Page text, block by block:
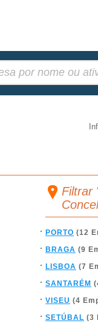
Filtrar
PORTO (12
BRAGA (9
LISBOA (7
SANTARÉM
VISEU (4
SETÚBAL (3